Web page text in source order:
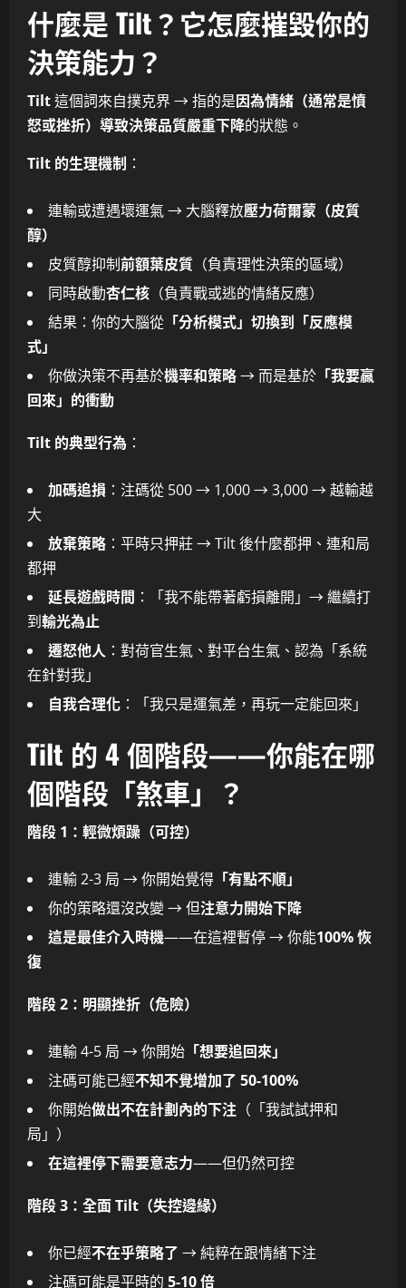
什麼是 Tilt？它怎麼摧毀你的
決策能力？
Tilt這個詞來自撲克界 → 指的是因為情緒（通常是憤
怒或挫折）導致決策品質嚴重下降的狀態。
Tilt 的生理機制 ：
連輸或遭遇壞運氣 → 大腦釋放壓力荷爾蒙（皮質
醇）
皮質醇抑制前額葉皮質 （負責理性決策的區域）
同時啟動杏仁核 （負責戰或逃的情緒反應）
結果：你的大腦從 「分析模式」切換到「反應模
式」
你做決策不再基於機率和策略→ 而是基於 「我要贏
回來」的衝動
Tilt 的典型行為 ：
加碼追損 ：注碼從 500 → 1,000 → 3,000 → 越輸越
大
放棄策略 ：平時只押莊 → Tilt 後什麼都押、連和局
都押
延長遊戲時間 ：「我不能帶著虧損離開」→ 繼續打
到輸光為止
遷怒他人 ：對荷官生氣、對平台生氣、認為「系統
在針對我」
自我合理化 ：「我只是運氣差，再玩一定能回來」
Tilt 的 4 個階段——你能在哪
個階段「煞車」？
階段 1：輕微煩躁（可控）
連輸 2-3 局 → 你開始覺得 「有點不順」
你的策略還沒改變 → 但注意力開始下降
這是最佳介入時機——在這裡暫停 → 你能100% 恢
復
階段 2：明顯挫折（危險）
連輸 4-5 局 → 你開始 「想要追回來」
注碼可能已經不知不覺增加了 50-100%
你開始做出不在計劃內的下注 （「我試試押和
局」）
在這裡停下需要意志力——但仍然可控
階段 3：全面 Tilt（失控邊緣）
你已經不在乎策略了 → 純粹在跟情緒下注
注碼可能是平時的 5-10 倍